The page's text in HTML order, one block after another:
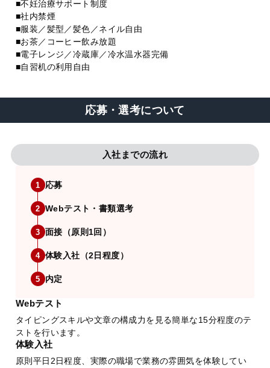
■不妊治療サポート制度
■社内禁煙
■服装／髪型／髪色／ネイル自由
■お茶／コーヒー飲み放題
■電子レンジ／冷蔵庫／冷水温水器完備
■自習机の利用自由
応募・選考について
入社までの流れ
1 応募
2 Webテスト・書類選考
3 面接（原則1回）
4 体験入社（2日程度）
5 内定
Webテスト
タイピングスキルや文章の構成力を見る簡単な15分程度のテ
ストを行います。
体験入社
原則平日2日程度、実際の職場で業務の雰囲気を体験してい